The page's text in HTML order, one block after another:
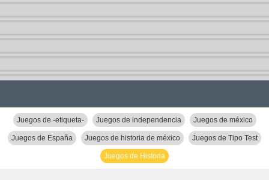
Juegos de -etiqueta- Juegos de independencia Juegos de méxico
Juegos de España Juegos de historia de méxico Juegos de Tipo Test
Juegos de Historia